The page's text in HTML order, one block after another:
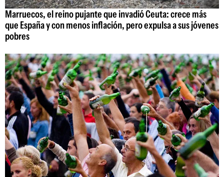
Marruecos, el reino pujante que invadió Ceuta: crece más
que España y con menos inflación, pero expulsa a sus jóvenes
pobres